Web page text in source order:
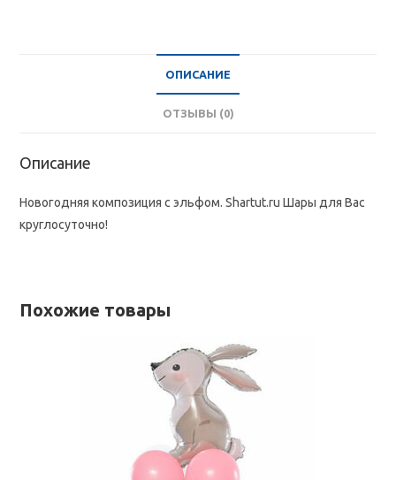
ОПИСАНИЕ
ОТЗЫВЫ (0)
Описание
Новогодняя композиция с эльфом. Shartut.ru Шары для Вас
круглосуточно!
Похожие товары